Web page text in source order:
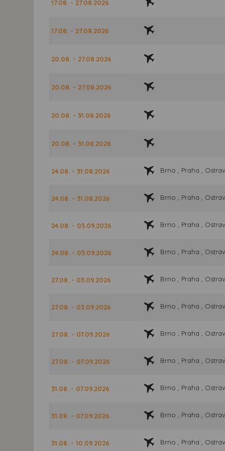
17.08. - 27.08.2026
17.08. - 27.08.2026
20.08. - 27.08.2026
20.08. - 27.08.2026
20.08. - 31.08.2026
20.08. - 31.08.2026
24.08. - 31.08.2026 Brno , Praha ,
24.08. - 31.08.2026 Brno , Praha ,
24.08. - 03.09.2026 Brno , Praha ,
24.08. - 03.09.2026 Brno , Praha ,
27.08. - 03.09.2026 Brno , Praha ,
27.08. - 03.09.2026 Brno , Praha ,
27.08. - 07.09.2026 Brno , Praha ,
27.08. - 07.09.2026 Brno , Praha ,
31.08. - 07.09.2026 Brno , Praha ,
31.08. - 07.09.2026 Brno , Praha ,
31.08. - 10.09.2026 Brno , Praha ,